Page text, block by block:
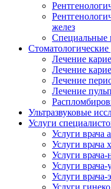
желез
Специальные
Стоматологические
Лечение
Лечение
Лечение
Лечение
Ультразвуковые
Услуги
Услуги врача
Услуги врача
Услуги врача-
Услуги врача-
Услуги врача-
Услуги